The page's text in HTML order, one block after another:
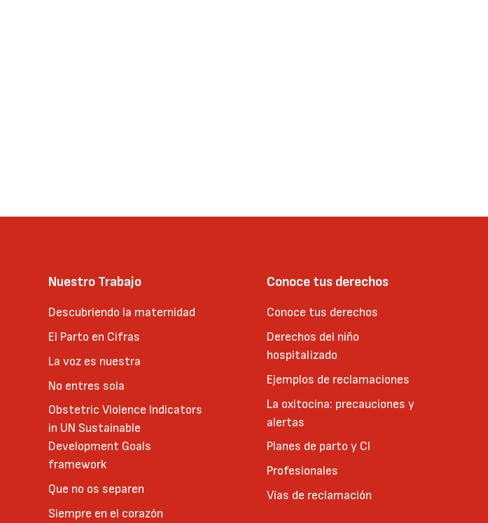
Nuestro Trabajo
Descubriendo la maternidad
El Parto en Cifras
La voz es nuestra
No entres sola
Obstetric Violence Indicators
in UN Sustainable
Development Goals
framework
Que no os separen
Siempre en el corazón
Conoce tus derechos
Conoce tus derechos
Derechos del niño
hospitalizado
Ejemplos de reclamaciones
La oxitocina: precauciones y
alertas
Planes de parto y CI
Profesionales
Vías de reclamación